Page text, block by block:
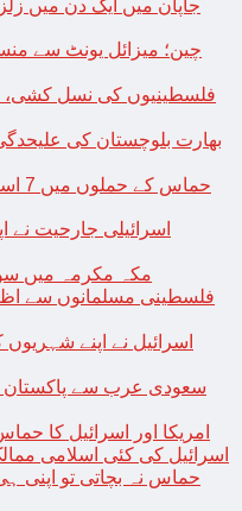
فلسطینیوں کی نسل کشی،
بھارت بلوچستان کی
اسرائیلی جارحیت نے
مکہ مکرمہ میں
فلسطینی مسلمانوں سے
اسرائیل نے اپنے
سعودی عرب سے پاکستان
امریکا اور اسرائیل کا
اسرائیل کی کئی اسلامی
حماس نہ بچاتی تو اپنی